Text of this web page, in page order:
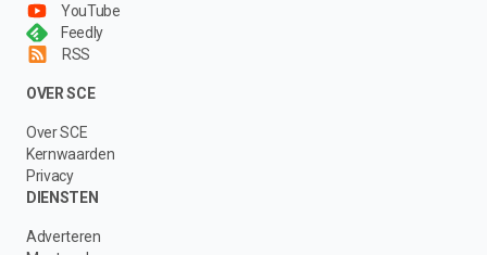
YouTube
Feedly
RSS
OVER SCE
Over SCE
Kernwaarden
Privacy
DIENSTEN
Adverteren